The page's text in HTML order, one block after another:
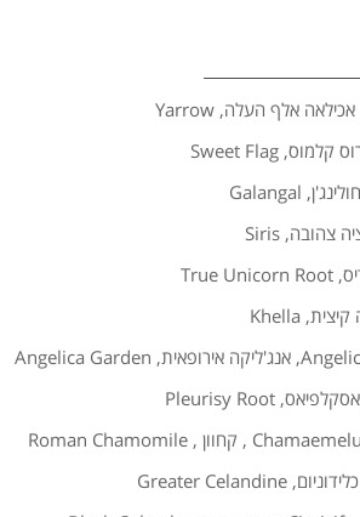
אכילאה אלף העלה,
Yarrow
קלמוס,
Sweet Flag
חולינג'ן,
Galangal
צהובה,
Siris
,
True Unicorn Root
קיצית,
Khella
, אנג'ליקה אירופאית,
Angelica Garden
אסקלפיאס,
Pleurisy Root
, קחוון ,
Roman Chamomile
כלידוניום,
Greater Celandine